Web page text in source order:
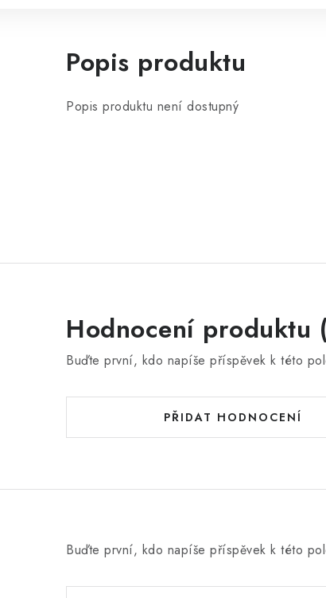
Popis produktu
Popis produktu není dostupný
Hodnocení produktu
Buďte první, kdo napíše příspěvek k této
PŘIDAT HODNOCENÍ
Buďte první, kdo napíše příspěvek k této